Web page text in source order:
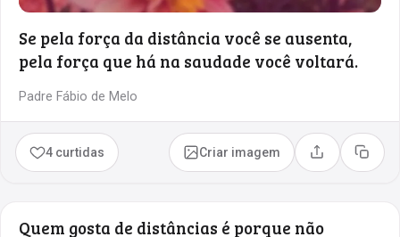
Se pela força da distância você se ausenta,
pela força que há na saudade você voltará.
Padre Fábio de Melo
4 curtidas Criar imagem Compartilhar
Copiar
Quem gosta de distâncias é porque não